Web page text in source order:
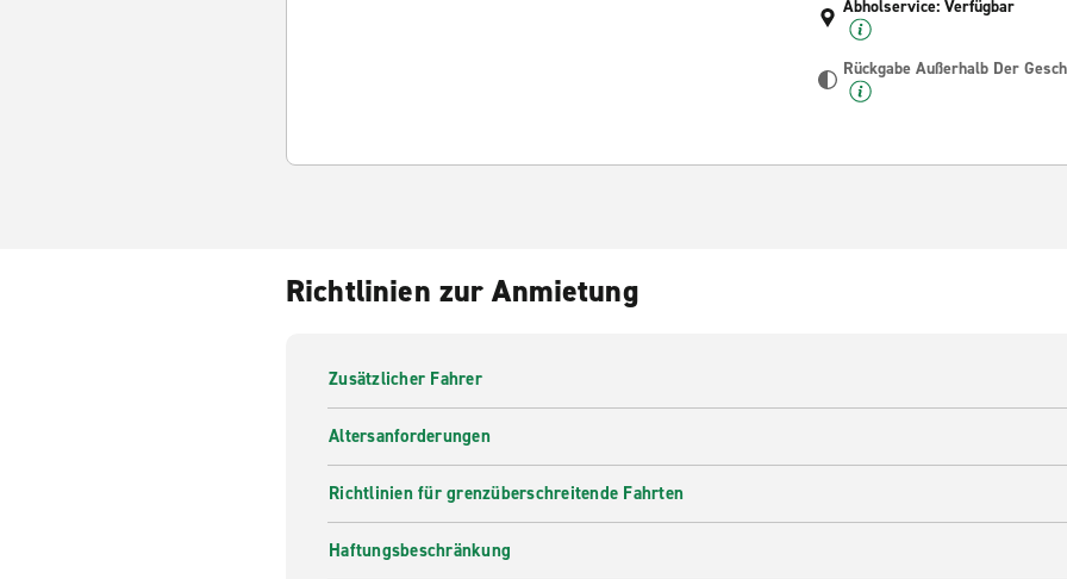
Abholservice: Verfügbar
Rückgabe Außerhalb Der
Richtlinien zur Anmietung
Zusätzlicher Fahrer
Altersanforderungen
Richtlinien für grenzüberschreitende Fahrten
Haftungsbeschränkung